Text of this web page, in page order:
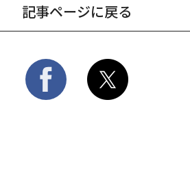
記事ページに戻る